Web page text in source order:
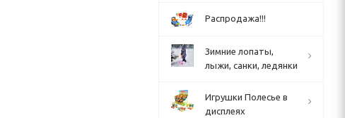
Распродажа!!!
Зимние лопаты,
лыжи, санки, ледянки
Игрушки Полесье в
дисплеях